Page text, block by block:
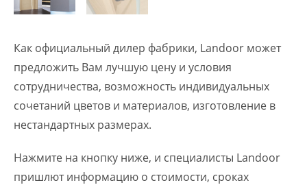
Как официальный дилер фабрики, Landoor может
предложить Вам лучшую цену и условия
сотрудничества, возможность индивидуальных
сочетаний цветов и материалов, изготовление в
нестандартных размерах.
Нажмите на кнопку ниже, и специалисты Landoor
пришлют информацию о стоимости, сроках